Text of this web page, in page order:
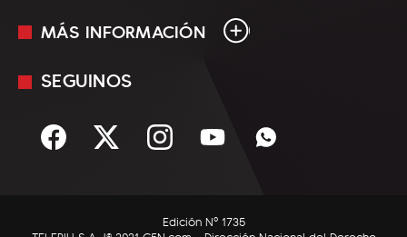
En Vivo
Sociedad
C5N Autos
MÁS INFORMACIÓN
Mediakit
Términos y condiciones
SEGUINOS
Edición Nº 1735